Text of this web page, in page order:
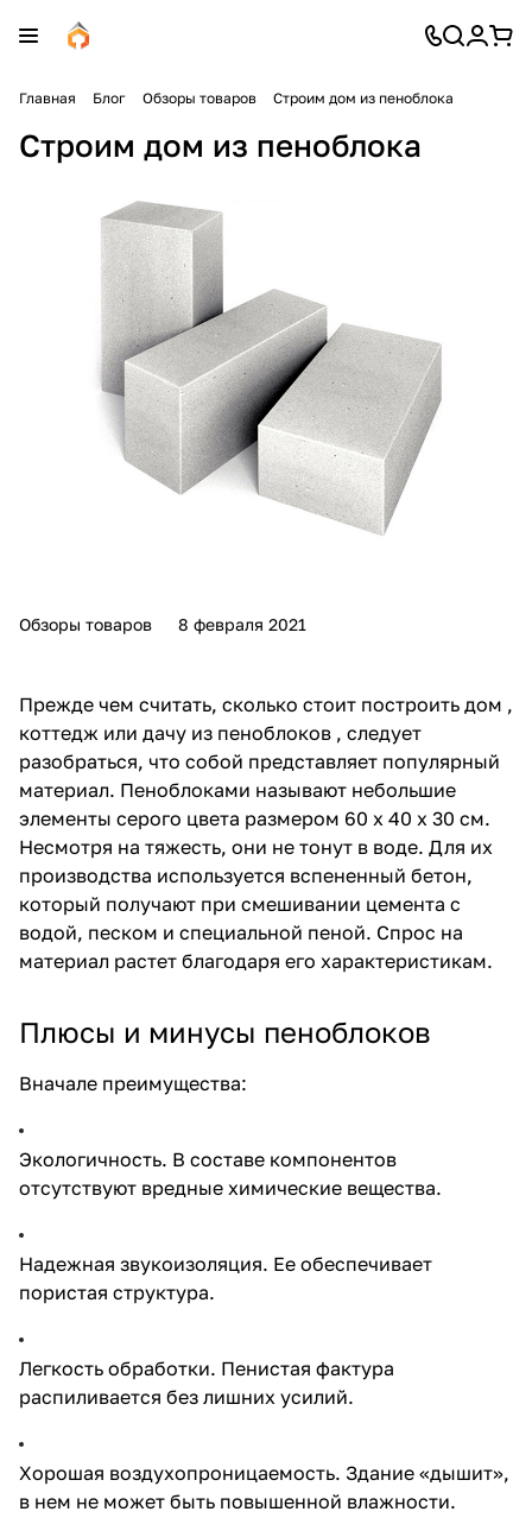
Главная Блог Обзоры товаров Строим дом из пеноблока
Строим дом из пеноблока
Обзоры товаров 8 февраля 2021
Прежде чем считать, сколько стоит построить дом ,
коттедж или дачу из пеноблоков , следует
разобраться, что собой представляет популярный
материал. Пеноблоками называют небольшие
элементы серого цвета размером 60 х 40 х 30 см.
Несмотря на тяжесть, они не тонут в воде. Для их
производства используется вспененный бетон,
который получают при смешивании цемента с
водой, песком и специальной пеной. Спрос на
материал растет благодаря его характеристикам.
Плюсы и минусы пеноблоков
Вначале преимущества:
Экологичность. В составе компонентов
отсутствуют вредные химические вещества.
Надежная звукоизоляция. Ее обеспечивает
пористая структура.
Легкость обработки. Пенистая фактура
распиливается без лишних усилий.
Хорошая воздухопроницаемость. Здание «дышит»,
в нем не может быть повышенной влажности.